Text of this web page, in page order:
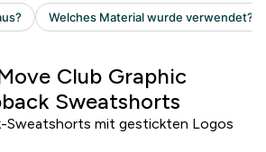
Club Graphic
Sweatshorts
Sweatshorts mit gestickten Logos